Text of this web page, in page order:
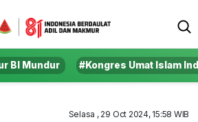
BI Mundur #Kongres Umat Islam
Selasa , 29 Oct 2024, 15:58 WIB